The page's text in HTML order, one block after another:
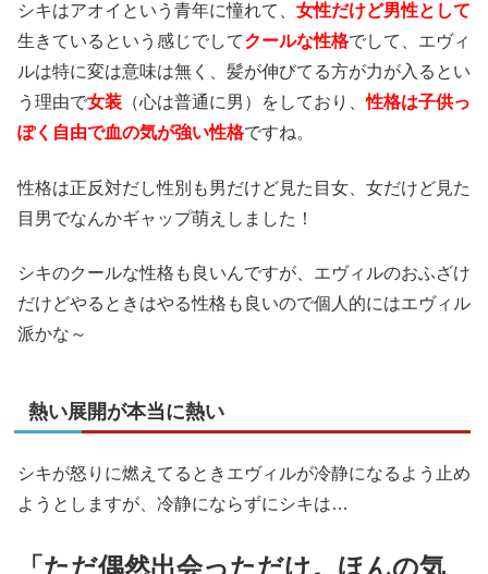
シキはアオイという青年に憧れて、 女性だけど男性として
生きているという感じでしてクールな性格でして、エヴィ
ルは特に変は意味は無く、髪が伸びてる方が力が入るとい
う理由で女装 （心は普通に男）をしており、性格は子供っ
ぽく自由で血の気が強い性格ですね。
性格は正反対だし性別も男だけど見た目女、女だけど見た
目男でなんかギャップ萌えしました！
シキのクールな性格も良いんですが、エヴィルのおふざけ
だけどやるときはやる性格も良いので個人的にはエヴィル
派かな～
熱い展開が本当に熱い
シキが怒りに燃えてるときエヴィルが冷静になるよう止め
ようとしますが、冷静にならずにシキは…
「ただ偶然出会っただけ。ほんの気